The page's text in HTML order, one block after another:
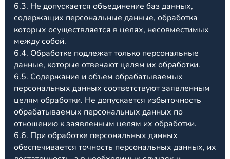
6.3. Не допускается объединение баз данных,
содержащих персональные данные, обработка
которых осуществляется в целях, несовместимых
между собой.
6.4. Обработке подлежат только персональные
данные, которые отвечают целям их обработки.
6.5. Содержание и объем обрабатываемых
персональных данных соответствуют заявленным
целям обработки. Не допускается избыточность
обрабатываемых персональных данных по
отношению к заявленным целям их обработки.
6.6. При обработке персональных данных
обеспечивается точность персональных данных, их